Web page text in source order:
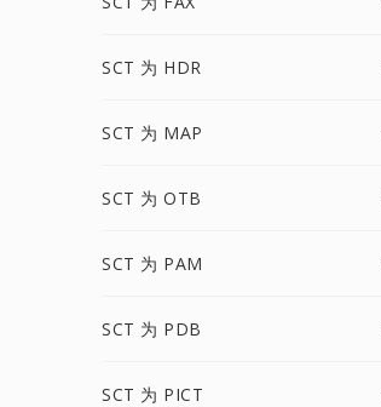
SCT 为 HDR
SCT 为 MAP
SCT 为 OTB
SCT 为 PAM
SCT 为 PDB
SCT 为 PICT